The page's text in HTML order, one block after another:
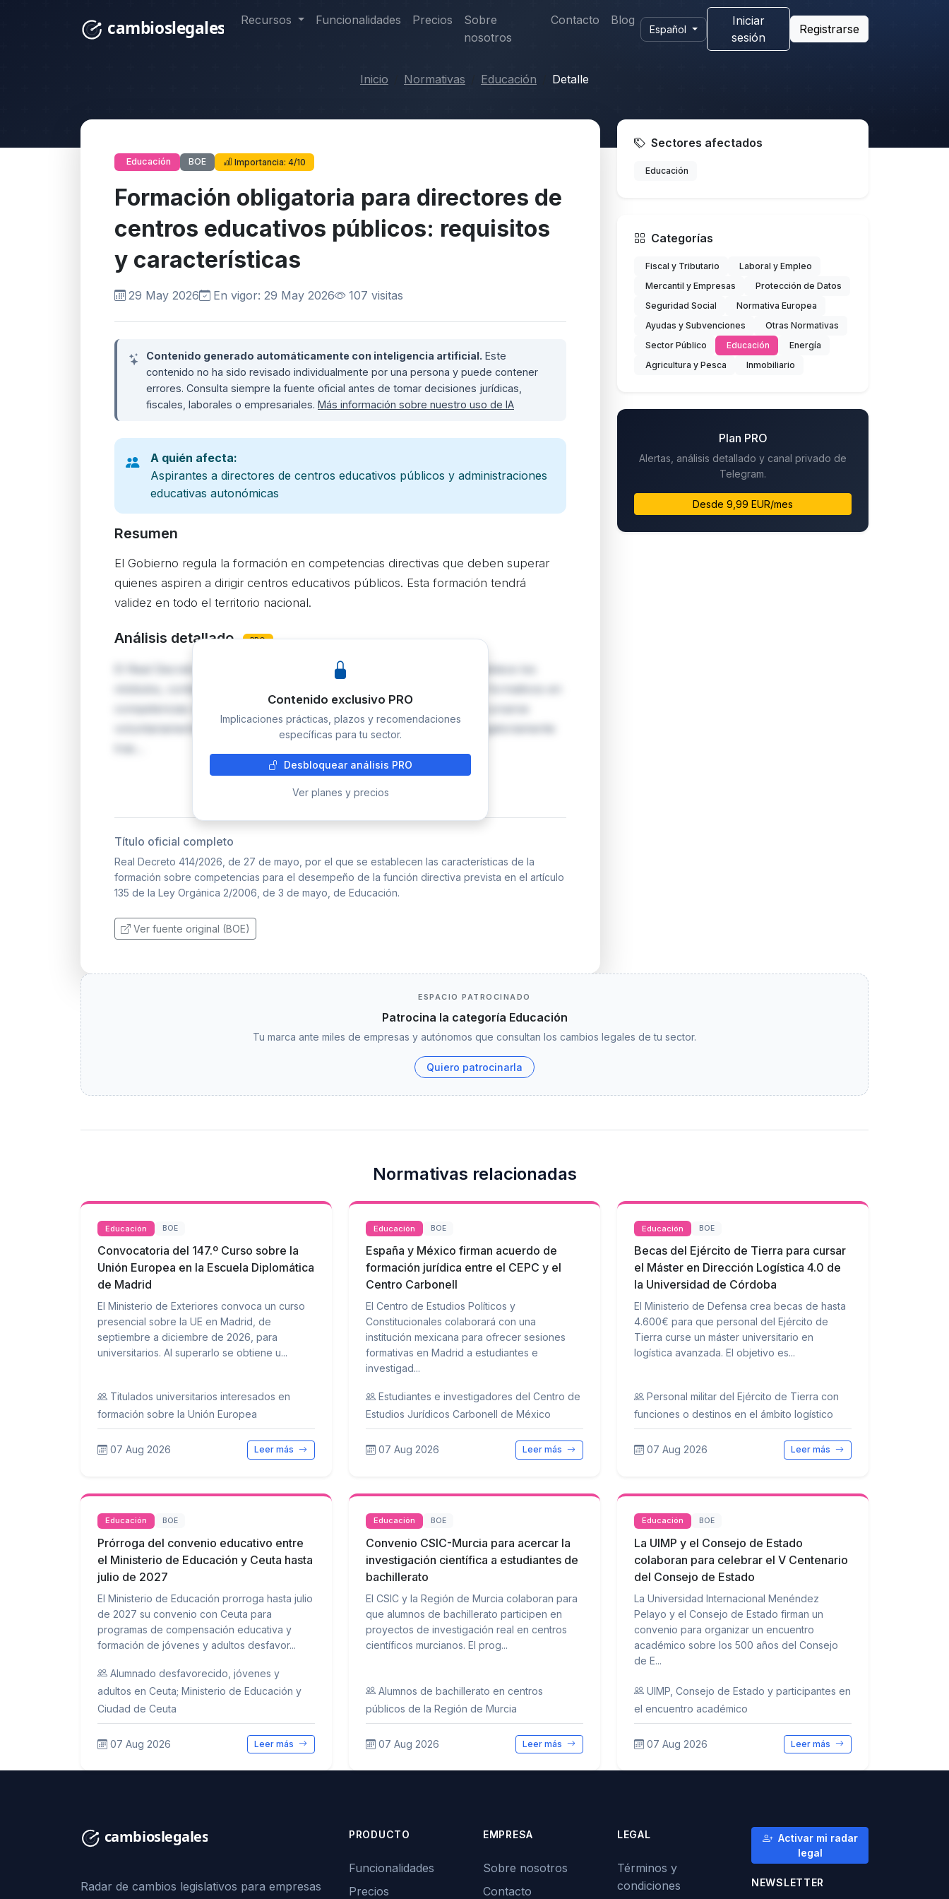
Recursos Funcionalidades Precios
Sobre
nosotros
Contacto Blog
Español
Iniciar
sesión
Registrarse
Inicio Normativas Educación Detalle
Educación BOE Importancia: 4/10
Formación obligatoria para directores de
centros educativos públicos: requisitos
y características
29 May 2026 En vigor: 29 May 2026 107 visitas
Contenido generado automáticamente con inteligencia artificial. Este
contenido no ha sido revisado individualmente por una persona y puede contener
errores. Consulta siempre la fuente oficial antes de tomar decisiones jurídicas,
fiscales, laborales o empresariales. Más información sobre nuestro uso de IA
A quién afecta:
Aspirantes a directores de centros educativos públicos y administraciones
educativas autonómicas
Resumen
El Gobierno regula la formación en competencias directivas que deben superar
quienes aspiren a dirigir centros educativos públicos. Esta formación tendrá
validez en todo el territorio nacional.
Análisis detallado PRO
El Real Decreto 414/2026 desarrolla el artículo 135.6 de la LOE y establece los
módulos, contenidos, duración mínima y requisitos de los programas formativos en
competencias directivas para centros públicos. La formación puede cursarse
voluntariamente antes de presentar candidatura (como mérito) u obligatoriamente
tras…
Contenido exclusivo PRO
Implicaciones prácticas, plazos y recomendaciones
específicas para tu sector.
Desbloquear análisis PRO
Ver planes y precios
Título oficial completo
Real Decreto 414/2026, de 27 de mayo, por el que se establecen las características de la
formación sobre competencias para el desempeño de la función directiva prevista en el artículo
135 de la Ley Orgánica 2/2006, de 3 de mayo, de Educación.
Ver fuente original (BOE)
Sectores afectados
Educación
Categorías
Fiscal y Tributario
Laboral y Empleo
Mercantil y Empresas
Protección de Datos
Seguridad Social
Normativa Europea
Ayudas y Subvenciones
Otras Normativas
Sector Público
Educación
Energía
Agricultura y Pesca
Inmobiliario
Plan PRO
Alertas, análisis detallado y canal privado de
Telegram.
Desde 9,99 EUR/mes
ESPACIO PATROCINADO
Patrocina la categoría Educación
Tu marca ante miles de empresas y autónomos que consultan los cambios legales de tu sector.
Quiero patrocinarla
Normativas relacionadas
Educación BOE
Convocatoria del 147.º Curso sobre la
Unión Europea en la Escuela Diplomática
de Madrid
El Ministerio de Exteriores convoca un curso
presencial sobre la UE en Madrid, de
septiembre a diciembre de 2026, para
universitarios. Al superarlo se obtiene u...
Titulados universitarios interesados en
formación sobre la Unión Europea
07 Aug 2026 Leer más
Educación BOE
España y México firman acuerdo de
formación jurídica entre el CEPC y el
Centro Carbonell
El Centro de Estudios Políticos y
Constitucionales colaborará con una
institución mexicana para ofrecer sesiones
formativas en Madrid a estudiantes e
investigad...
Estudiantes e investigadores del Centro de
Estudios Jurídicos Carbonell de México
07 Aug 2026 Leer más
Educación BOE
Becas del Ejército de Tierra para cursar
el Máster en Dirección Logística 4.0 de
la Universidad de Córdoba
El Ministerio de Defensa crea becas de hasta
4.600€ para que personal del Ejército de
Tierra curse un máster universitario en
logística avanzada. El objetivo es...
Personal militar del Ejército de Tierra con
funciones o destinos en el ámbito logístico
07 Aug 2026 Leer más
Educación BOE
Prórroga del convenio educativo entre
el Ministerio de Educación y Ceuta hasta
julio de 2027
El Ministerio de Educación prorroga hasta julio
de 2027 su convenio con Ceuta para
programas de compensación educativa y
formación de jóvenes y adultos desfavor...
Alumnado desfavorecido, jóvenes y
adultos en Ceuta; Ministerio de Educación y
Ciudad de Ceuta
07 Aug 2026 Leer más
Educación BOE
Convenio CSIC-Murcia para acercar la
investigación científica a estudiantes de
bachillerato
El CSIC y la Región de Murcia colaboran para
que alumnos de bachillerato participen en
proyectos de investigación real en centros
científicos murcianos. El prog...
Alumnos de bachillerato en centros
públicos de la Región de Murcia
07 Aug 2026 Leer más
Educación BOE
La UIMP y el Consejo de Estado
colaboran para celebrar el V Centenario
del Consejo de Estado
La Universidad Internacional Menéndez
Pelayo y el Consejo de Estado firman un
convenio para organizar un encuentro
académico sobre los 500 años del Consejo
de E...
UIMP, Consejo de Estado y participantes en
el encuentro académico
07 Aug 2026 Leer más
Radar de cambios legislativos para empresas
PRODUCTO
Funcionalidades
Precios
EMPRESA
Sobre nosotros
Contacto
LEGAL
Términos y
condiciones
Activar mi radar
legal
NEWSLETTER